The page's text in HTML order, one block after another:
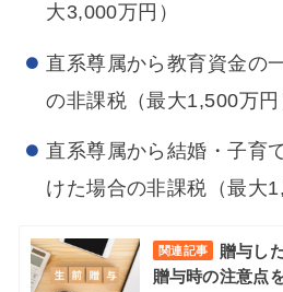
大3,000万円）
直系尊属から教育資金の
の非課税（最大1,500万円
直系尊属から結婚・子育
けた場合の非課税（最大
関連記事
贈与し
贈与時の注意点